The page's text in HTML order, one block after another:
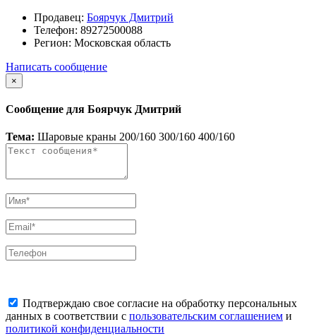
Продавец: Боярчук Дмитрий
Телефон: 89272500088
Регион: Московская область
Написать сообщение
×
Сообщение для Боярчук Дмитрий
Тема: Шаровые краны 200/160 300/160 400/160
Подтверждаю свое согласие на обработку персональных
данных в соответствии с пользовательским соглашением и
политикой конфиденциальности